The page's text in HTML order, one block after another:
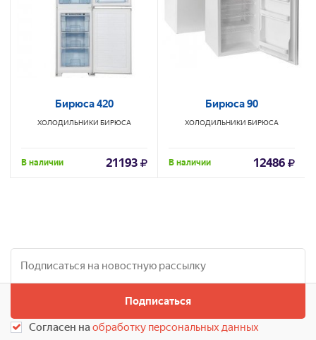
Бирюса 420
ХОЛОДИЛЬНИКИ БИРЮСА
В наличии 21193
Бирюса 90
ХОЛОДИЛЬНИКИ БИРЮСА
В наличии 12486
Подписаться
Согласен наобработку персональных данных